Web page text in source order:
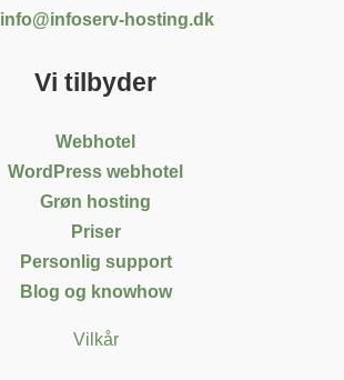
info@infoserv-hosting.dk
Vi tilbyder
Webhotel
WordPress webhotel
Grøn hosting
Priser
Personlig support
Blog og knowhow
Vilkår